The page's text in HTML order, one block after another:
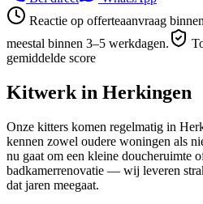
Reactie op offerteaanvraag
meestal binnen 3–5 werkdagen.
gemiddelde score
Kitwerk in Herkingen
Onze kitters komen regelmatig in
kennen zowel oudere woningen als
nu gaat om een kleine doucheruimte
badkamerrenovatie — wij leveren
dat jaren meegaat.